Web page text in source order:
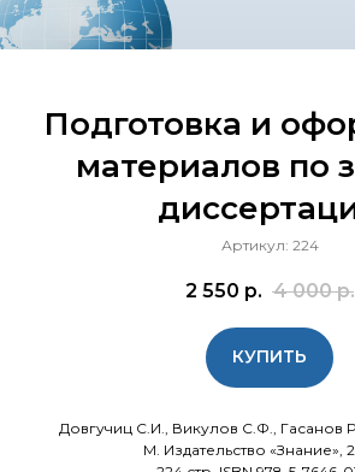
Подготовка и
материалов по
Артикул: 224
2 550 р. 4 000 р.
КУПИТЬ
Довгучиц С.И., Викулов С.Ф., Гасанов
М. Издательство «Знание»,